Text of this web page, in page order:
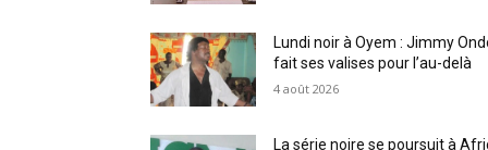
Lundi noir à Oyem : Jimmy
fait ses valises pour l’au-delà
4 août 2026
La série noire se poursuit à